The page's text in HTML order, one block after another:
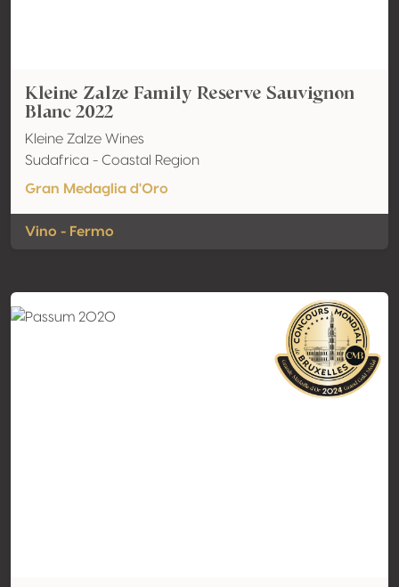
Kleine Zalze Family Reserve Sauvignon
Blanc 2022
Kleine Zalze Wines
Sudafrica - Coastal Region
Gran Medaglia d'Oro
Vino - Fermo